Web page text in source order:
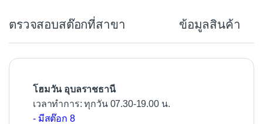
o
o
ตรวจสอบสต๊อกที่สาขา ข้อมูลสินค้า
โฮมวัน อุบลราชธานี
เวลาทำการ: ทุกวัน 07.30-19.00 น.
- มีสต๊อก 8